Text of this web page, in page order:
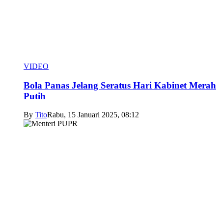
VIDEO
Bola Panas Jelang Seratus Hari Kabinet Merah
Putih
By TitoRabu, 15 Januari 2025, 08:12